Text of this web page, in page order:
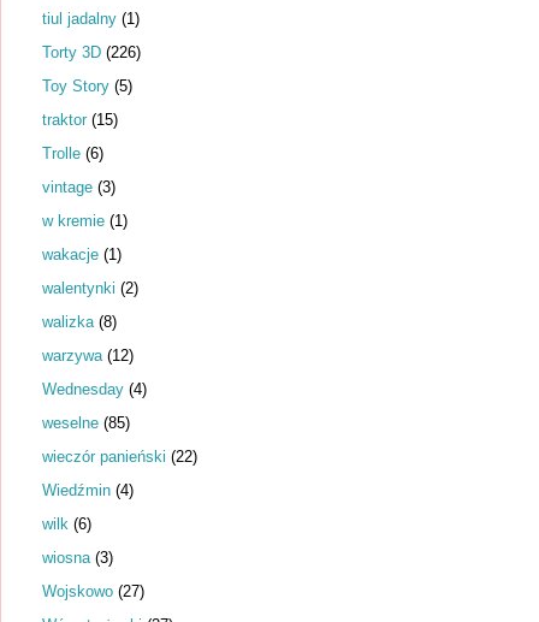
tiul jadalny (1)
Torty 3D (226)
Toy Story (5)
traktor (15)
Trolle (6)
vintage (3)
w kremie (1)
wakacje (1)
walentynki (2)
walizka (8)
warzywa (12)
Wednesday (4)
weselne (85)
wieczór panieński (22)
Wiedźmin (4)
wilk (6)
wiosna (3)
Wojskowo (27)